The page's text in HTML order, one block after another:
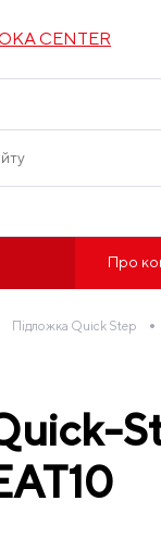
CENTER
Про
Підложка Quick Step •